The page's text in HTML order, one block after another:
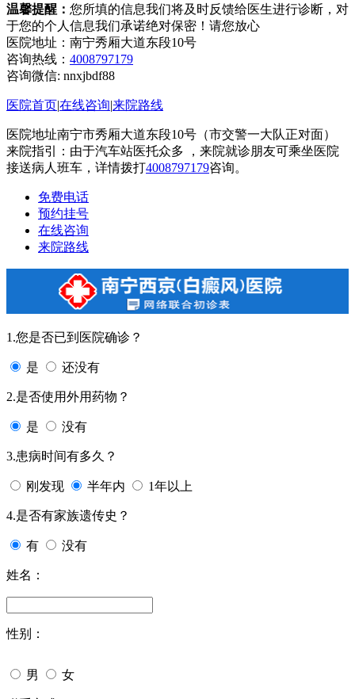
温馨提醒： 您所填的信息我们将及时反馈给医生进行诊断，对
于您的个人信息我们承诺绝对保密！请您放心
医院地址：南宁秀厢大道东段10号
咨询热线： 4008797179
咨询微信: nnxjbdf88
医院首页|在线咨询|来院路线
医院地址南宁市秀厢大道东段10号（市交警一大队正对面）
来院指引：由于汽车站医托众多 ，来院就诊朋友可乘坐医院
接送病人班车，详情拨打4008797179咨询。
免费电话
预约挂号
在线咨询
来院路线
1.您是否已到医院确诊？
是 还没有
2.是否使用外用药物？
是 没有
3.患病时间有多久？
刚发现 半年内 1年以上
4.是否有家族遗传史？
有 没有
姓名：
性别：
男 女